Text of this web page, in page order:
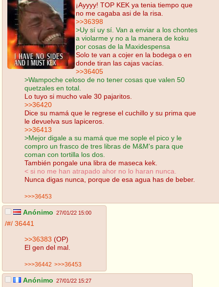
¡Ayyyy! TOP KEK ya tenia tiempo que
no me cagaba asi de la risa.
>>36398
>Uy sí uy sí. Van a enviar a los chontes
a violarme y no a la manera de koku
por cosas de la Maxidespensa
Solo te van a cojer en la bodega o en
donde tiran las cajas vacías.
>>36405
>Wampoche celoso de no tener cosas que valen 50
quetzales en total.
Lo tuyo si mucho vale 30 pajaritos.
>>36420
Dice su mamá que le regrese el cuchillo y su prima que
le devuelva sus lapiceros.
>>36413
>Mejor digale a su mamá que me sople el pico y le
compro un frasco de tres libras de M&M's para que
coman con tortilla los dos.
También pongale una libra de maseca kek.
< si no me han atrapado ahor no lo haran nunca.
Nunca digas nunca, porque de esa agua has de beber.
>>>36453
Anónimo 27/01/22 15:00
/#/ 36441
>>36383 (OP)
El gen del mal.
>>>36442 >>>36453
Anónimo 27/01/22 15:27